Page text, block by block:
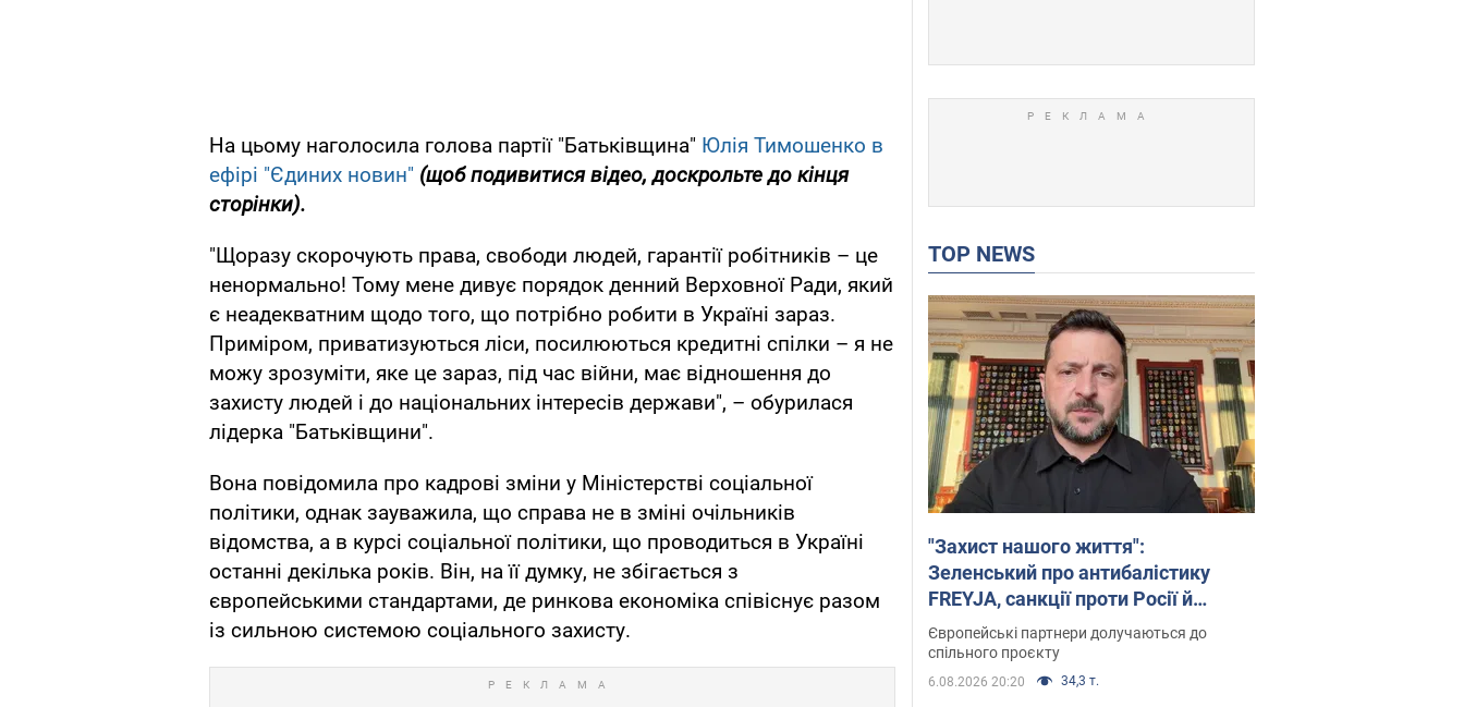
На цьому наголосила голова партії "Батьківщина" Юлія Тимошенко в
ефірі "Єдиних новин" (щоб подивитися відео, доскрольте до кінця
сторінки).
"Щоразу скорочують права, свободи людей, гарантії робітників – це
ненормально! Тому мене дивує порядок денний Верховної Ради, який
є неадекватним щодо того, що потрібно робити в Україні зараз.
Приміром, приватизуються ліси, посилюються кредитні спілки – я не
можу зрозуміти, яке це зараз, під час війни, має відношення до
захисту людей і до національних інтересів держави", – обурилася
лідерка "Батьківщини".
Вона повідомила про кадрові зміни у Міністерстві соціальної
політики, однак зауважила, що справа не в зміні очільників
відомства, а в курсі соціальної політики, що проводиться в Україні
останні декілька років. Він, на її думку, не збігається з
європейськими стандартами, де ринкова економіка співіснує разом
із сильною системою соціального захисту.
TOP NEWS
"Захист нашого життя":
Зеленський про антибалістику
FREYJA, санкції проти Росії й
підтримку аграріїв. Відео
Європейські партнери долучаються до
спільного проєкту
6.08.2026 20:20 34,3 т.